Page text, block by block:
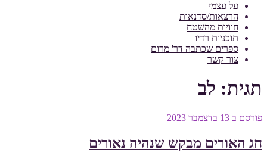
על עצמי
הרצאות/סדנאות
חוויות מהשטח
תוכניות רדיו
ספרים שכתבה דר' מרום
צור קשר
תגית: לב
פורסם ב 13 בדצמבר 2023
חג האורים מבקש שנהיה נאורים